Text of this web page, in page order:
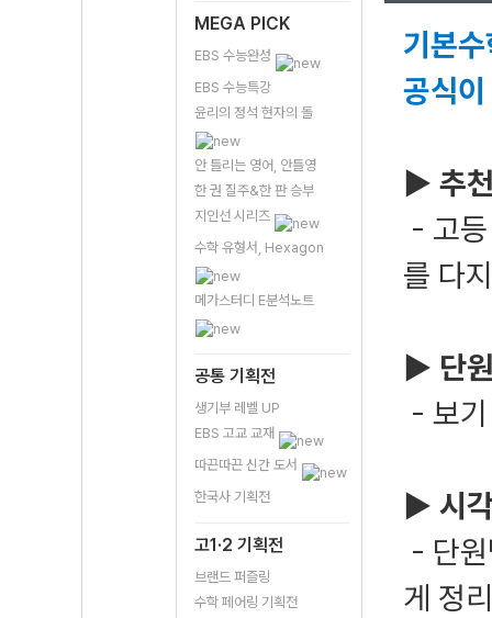
MEGA PICK
EBS 수능완성
EBS 수능특강
윤리의 정석 현자의 돌
안 틀리는 영어, 안틀영
한 권 질주&한 판 승부
지인선 시리즈
수학 유형서, Hexagon
메가스터디 E분석노트
공통 기획전
생기부 레벨 UP
EBS 고교 교재
따끈따끈 신간 도서
한국사 기획전
고1·2 기획전
브랜드 퍼즐링
수학 페어링 기획전
기본
공식
▶ 추
- 고
를 다
▶ 단
- 보
▶ 시
- 단
게 정